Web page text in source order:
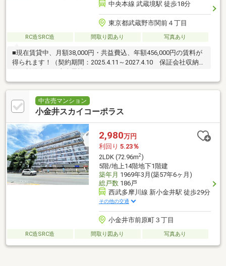
中央本線 武蔵境駅 徒歩18分
東京都武蔵野市関前４丁目
RC造SRC造 間取り図あり 写真あり
■現在賃貸中、月額38,000円・共益費込、年額456,000円の賃料が
得られます！（契約期間：2025.4.11～2027.4.10 保証会社収納代
中古売マンション
小金井スカイコーポラス
2,980万円
利回り 5.23％
2LDK (72.96m2)
5階/地上14階地下1階建
築年月 1969年3月(築57年6ヶ月)
総戸数186戸
西武多摩川線 新小金井駅 徒歩29分
その他の交通
小金井市前原町３丁目
RC造SRC造 間取り図あり 写真あり